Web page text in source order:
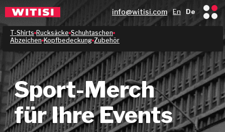
De
En
info@witisi.com
T-Shirts Rucksäcke Schuhtaschen
Abzeichen Kopfbedeckung Zubehör
Sport-Merch
für Ihre Events
Hochwertiger Event-Merch für
Marathons, Triathlons & Firmenevents - T-
Shirts, Rucksäcke, Caps & mehr nach